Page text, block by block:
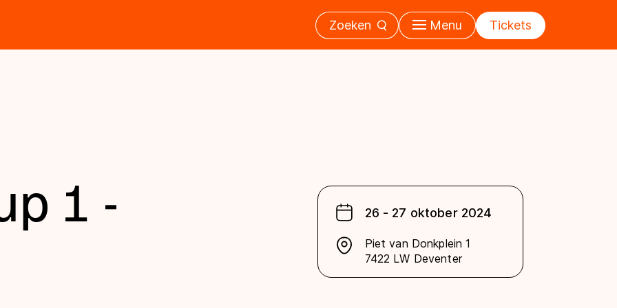
Zoeken Menu Tickets
26 - 27 oktober 2024
Piet van Donkplein 1
7422 LW Deventer
1 -